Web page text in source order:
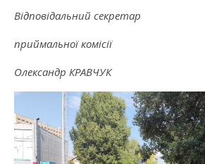
Відповідальний секретар
приймальної комісії
Олександр КРАВЧУК